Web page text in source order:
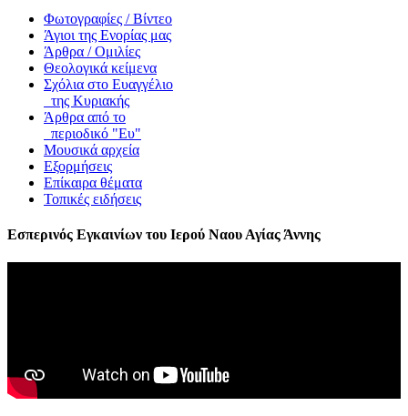
Φωτογραφίες / Βίντεο
Άγιοι της Ενορίας μας
Άρθρα / Ομιλίες
Θεολογικά κείμενα
Σχόλια στο Ευαγγέλιο
της Κυριακής
Άρθρα από το
περιοδικό "Ευ"
Μουσικά αρχεία
Εξορμήσεις
Επίκαιρα θέματα
Τοπικές ειδήσεις
Εσπερινός Εγκαινίων του Ιερού Ναου Αγίας Άννης